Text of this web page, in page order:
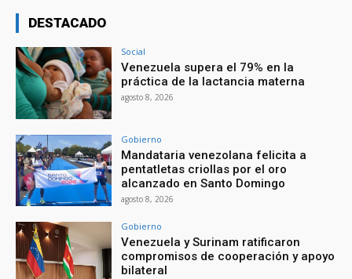
DESTACADO
Social
Venezuela supera el 79% en la
práctica de la lactancia materna
agosto 8, 2026
Gobierno
Mandataria venezolana felicita a
pentatletas criollas por el oro
alcanzado en Santo Domingo
agosto 8, 2026
Gobierno
Venezuela y Surinam ratificaron
compromisos de cooperación y apoyo
bilateral